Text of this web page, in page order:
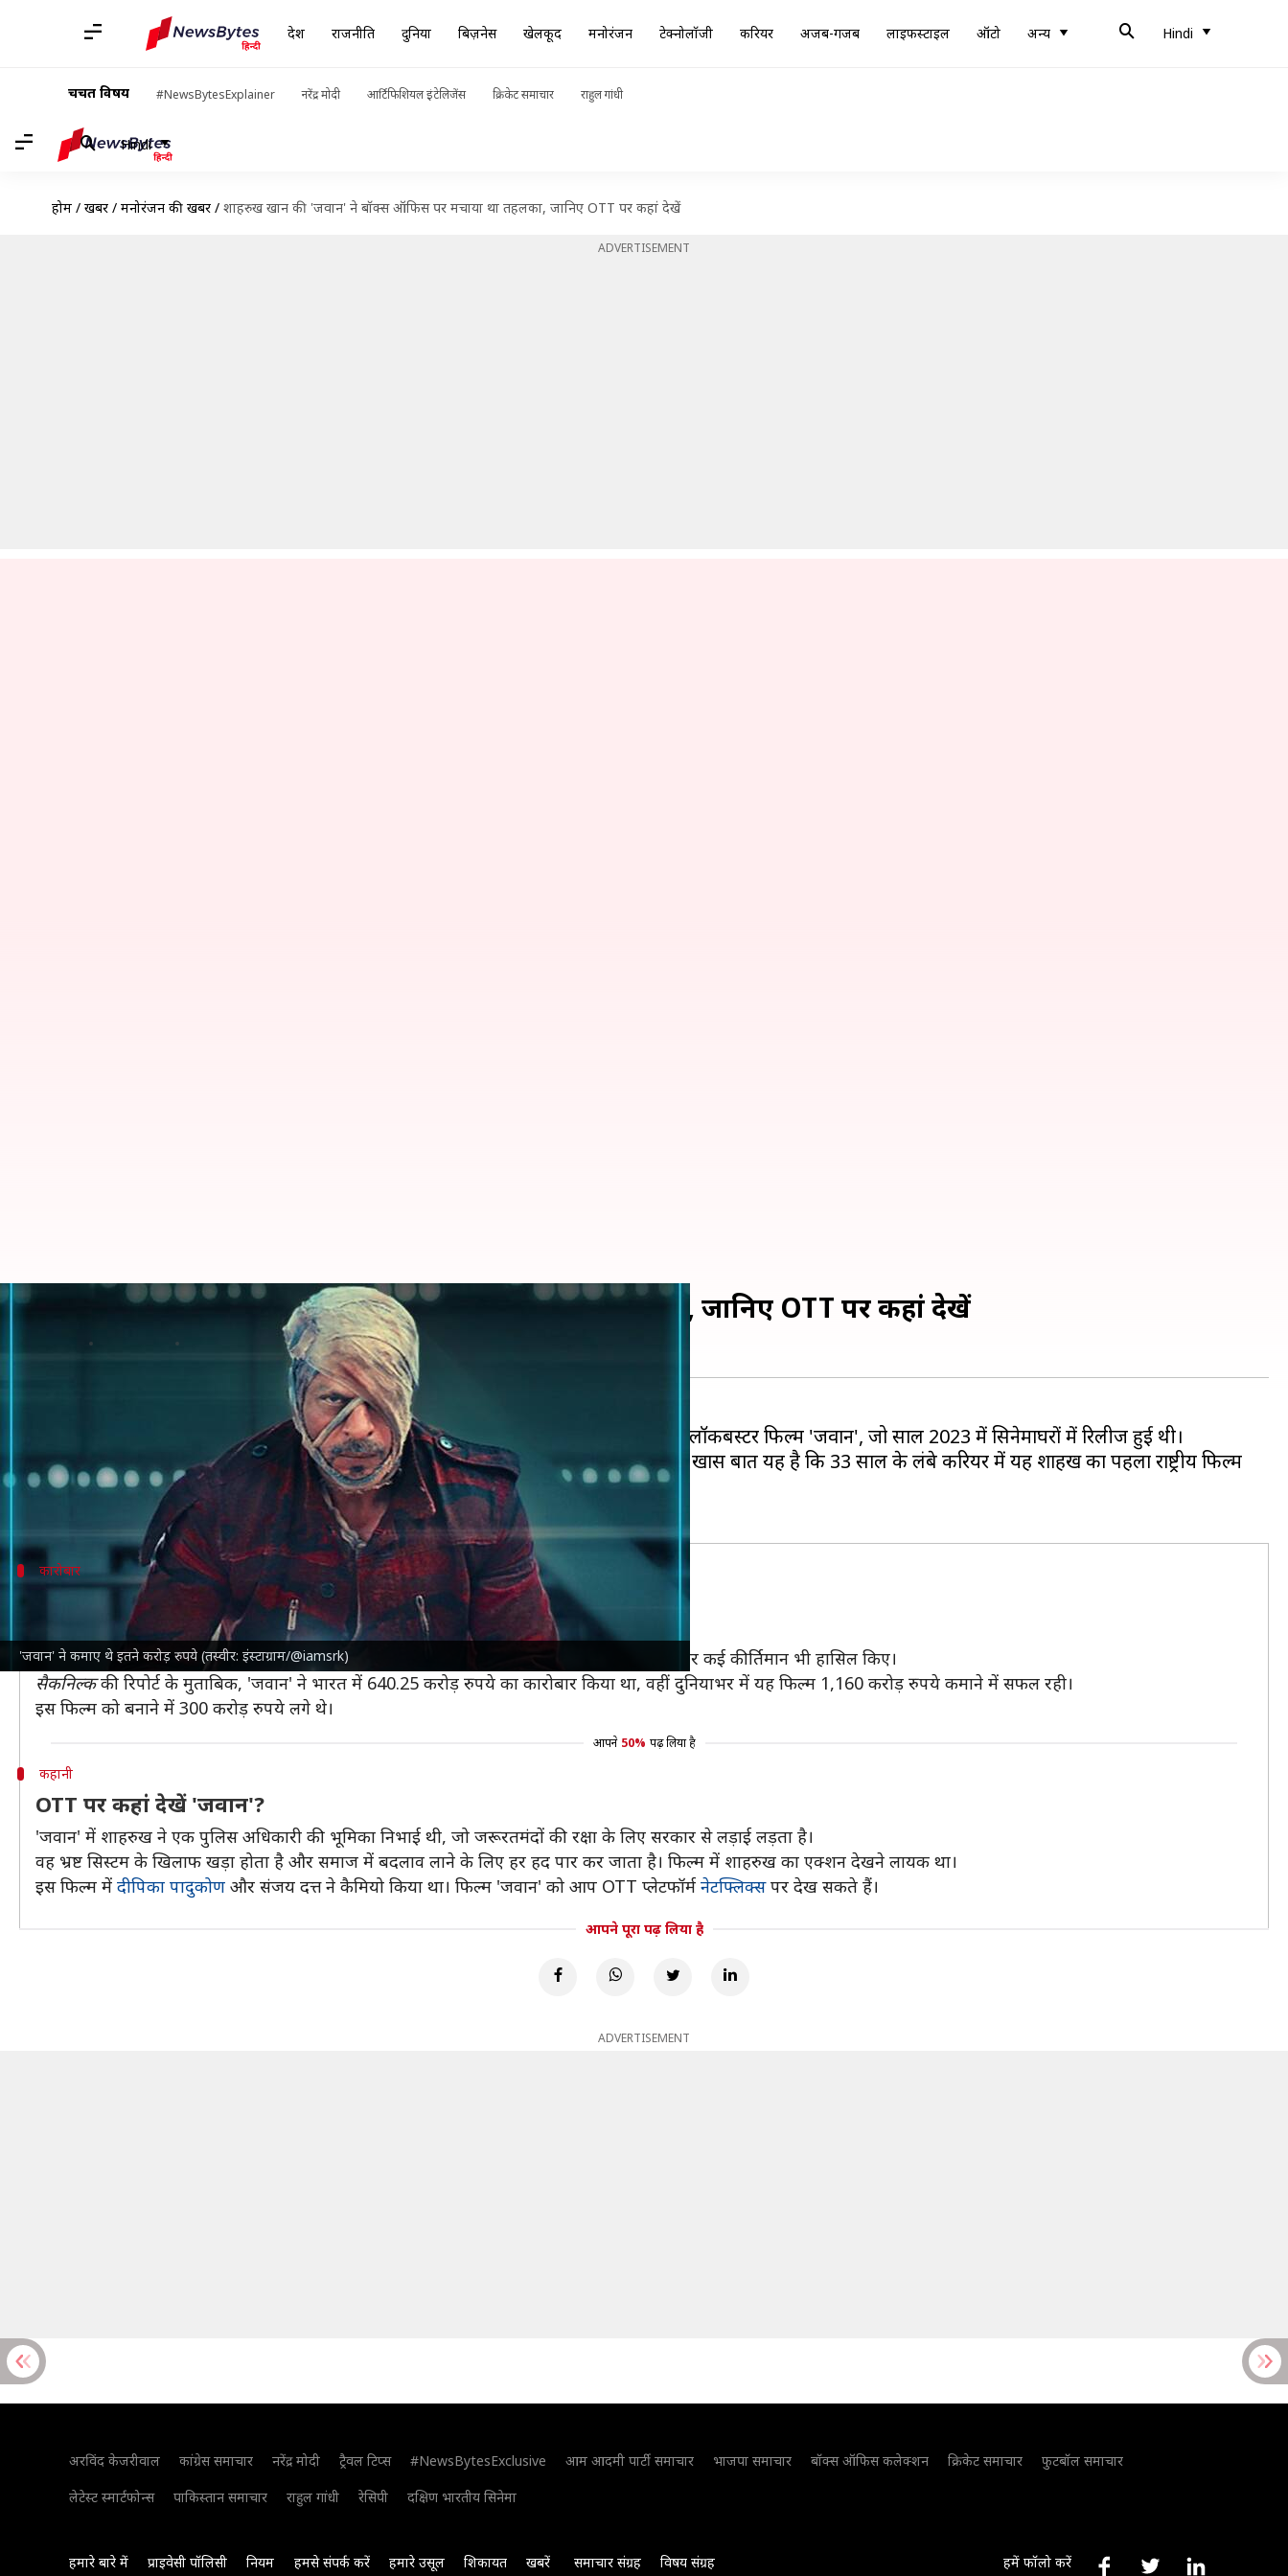
देश राजनीति दुनिया बिज़नेस खेलकूद मनोरंजन टेक्नोलॉजी करियर अजब-गजब लाइफस्टाइल ऑटो अन्य Hindi
चर्चित विषय #NewsBytesExplainer नरेंद्र मोदी आर्टिफिशियल इंटेलिजेंस क्रिकेट समाचार राहुल गांधी
Hindi
होम / खबरें / मनोरंजन की खबरें / शाहरुख खान की 'जवान' ने बॉक्स ऑफिस पर मचाया था तहलका, जानिए OTT पर कहां देखें
ADVERTISEMENT
'जवान' ने कमाए थे इतने करोड़ रुपये (तस्वीर: इंस्टाग्राम/@iamsrk)
शाहरुख खान की 'जवान' ने बॉक्स ऑफिस पर मचाया था तहलका, जानिए OTT पर कहां देखें
एक बार फिर चर्चा में आ गए हैं। इस बार उन्हें सुर्खियां में लेकर आई है उनकी ब्लॉकबस्टर फिल्म 'जवान', जो साल 2023 में सिनेमाघरों में रिलीज हुई थी।
दरअसल, 'जवान' के लिए शाहरुख को सर्वश्रेष्ठ अभिनेता काराष्ट्रीय फिल्म पुरस्कार
से नवाजा जाएगा। खास बात यह है कि 33 साल के लंबे करियर में यह शाहरुख का पहला राष्ट्रीय फिल्म
पुरस्कार है।
कारोबार
1,160 करोड़ कमाकर फिल्म ने तोड़े थे कई रिकॉर्ड
'जवान' के निर्देशक एटली है।नयनतारा
और विजय सेतुपति ने भी इस फिल्म में अभिनय किया था।
यह फिल्म 7 सितंबर, 2023 को दर्शकों के बीच आई थी और इसने बॉक्स ऑफिस पर जमकर नोट छापे और कई कीर्तिमान भी हासिल किए।
सैकनिल्ककी रिपोर्ट के मुताबिक, 'जवान' ने भारत में 640.25 करोड़ रुपये का कारोबार किया था, वहीं दुनियाभर में यह फिल्म 1,160 करोड़ रुपये कमाने में सफल रही।
इस फिल्म को बनाने में 300 करोड़ रुपये लगे थे।
आपने 50% पढ़ लिया है
कहानी
OTT पर कहां देखें 'जवान'?
'जवान' में शाहरुख ने एक पुलिस अधिकारी की भूमिका निभाई थी, जो जरूरतमंदों की रक्षा के लिए सरकार से लड़ाई लड़ता है।
वह भ्रष्ट सिस्टम के खिलाफ खड़ा होता है और समाज में बदलाव लाने के लिए हर हद पार कर जाता है। फिल्म में शाहरुख का एक्शन देखने लायक था।
इस फिल्म में दीपिका पादुकोण और संजय दत्त ने कैमियो किया था। फिल्म 'जवान' को आप OTT प्लेटफॉर्म नेटफ्लिक्सपर देख सकते हैं।
आपने पूरा पढ़ लिया है
ADVERTISEMENT
अरविंद केजरीवाल कांग्रेस समाचार नरेंद्र मोदी ट्रैवल टिप्स #NewsBytesExclusive आम आदमी पार्टी समाचार भाजपा समाचार बॉक्स ऑफिस कलेक्शन क्रिकेट समाचार
फुटबॉल समाचार
लेटेस्ट स्मार्टफोन्स
पाकिस्तान समाचार राहुल गांधी रेसिपी दक्षिण भारतीय सिनेमा
हमारे बारे में प्राइवेसी पॉलिसी नियम हमसे संपर्क करें हमारे उसूल शिकायत खबरें समाचार संग्रह विषय संग्रह हमें फॉलो करें